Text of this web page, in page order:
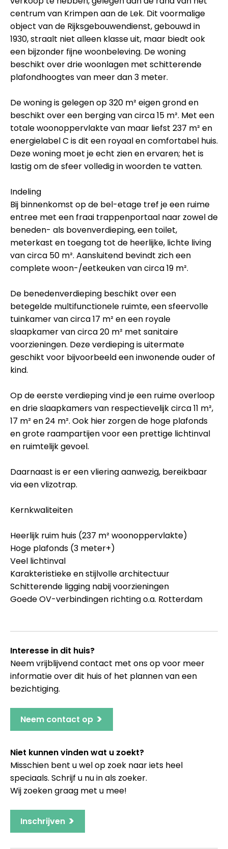
centrum van Krimpen aan de Lek. Dit voormalige
object van de Rijksgebouwendienst, gebouwd in
1930, straalt niet alleen klasse uit, maar biedt ook
een bijzonder fijne woonbeleving. De woning
beschikt over drie woonlagen met schitterende
plafondhoogtes van meer dan 3 meter.
De woning is gelegen op 320 m² eigen grond en
beschikt over een berging van circa 15 m². Met een
totale woonoppervlakte van maar liefst 237 m² en
energielabel C is dit een royaal en comfortabel huis.
Deze woning moet je echt zien en ervaren; het is
lastig om de sfeer volledig in woorden te vatten.
Indeling
Bij binnenkomst op de bel-etage tref je een ruime
entree met een fraai trappenportaal naar zowel de
beneden- als bovenverdieping, een toilet,
meterkast en toegang tot de heerlijke, lichte living
van circa 50 m². Aansluitend bevindt zich een
complete woon-/eetkeuken van circa 19 m².
De benedenverdieping beschikt over een
betegelde multifunctionele ruimte, een sfeervolle
tuinkamer van circa 17 m² en een royale
slaapkamer van circa 20 m² met sanitaire
voorzieningen. Deze verdieping is uitermate
geschikt voor bijvoorbeeld een inwonende ouder of
kind.
Op de eerste verdieping vind je een ruime overloop
en drie slaapkamers van respectievelijk circa 11 m²,
17 m² en 24 m². Ook hier zorgen de hoge plafonds
en grote raampartijen voor een prettige lichtinval
en ruimtelijk gevoel.
Daarnaast is er een vliering aanwezig, bereikbaar
via een vlizotrap.
Kernkwaliteiten
Heerlijk ruim huis (237 m² woonoppervlakte)
Hoge plafonds (3 meter+)
Veel lichtinval
Karakteristieke en stijlvolle architectuur
Schitterende ligging nabij voorzieningen
Goede OV-verbindingen richting o.a. Rotterdam
Interesse in dit huis?
Neem vrijblijvend contact met ons op voor meer
informatie over dit huis of het plannen van een
bezichtiging.
Neem contact op >
Niet kunnen vinden wat u zoekt?
Misschien bent u wel op zoek naar iets heel
speciaals. Schrijf u nu in als zoeker.
Wij zoeken graag met u mee!
Inschrijven >